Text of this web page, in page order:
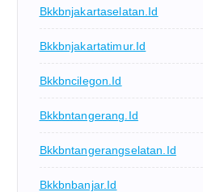
Bkkbnjakartaselatan.id
Bkkbnjakartatimur.id
Bkkbncilegon.id
Bkkbntangerang.id
Bkkbntangerangselatan.id
Bkkbnbanjar.id